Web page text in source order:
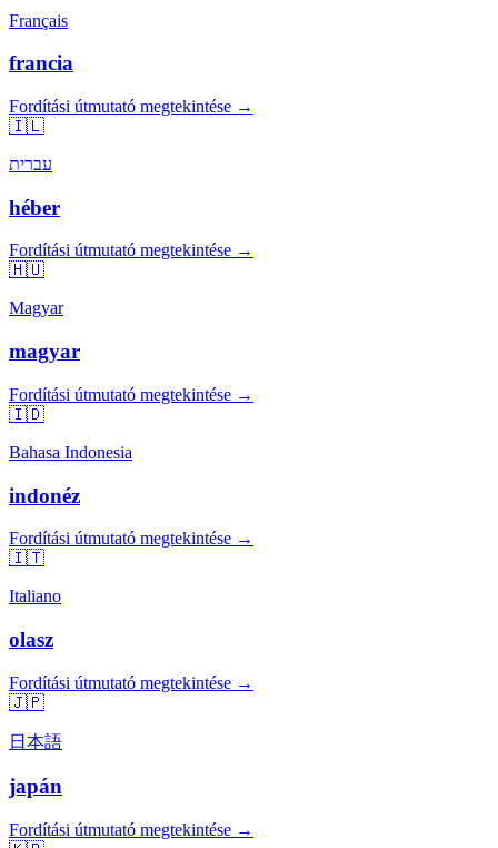
Français
francia
Fordítási útmutató megtekintése →
🇮🇱
עברית
héber
Fordítási útmutató megtekintése →
🇭🇺
Magyar
magyar
Fordítási útmutató megtekintése →
🇮🇩
Bahasa Indonesia
indonéz
Fordítási útmutató megtekintése →
🇮🇹
Italiano
olasz
Fordítási útmutató megtekintése →
🇯🇵
日本語
japán
Fordítási útmutató megtekintése →